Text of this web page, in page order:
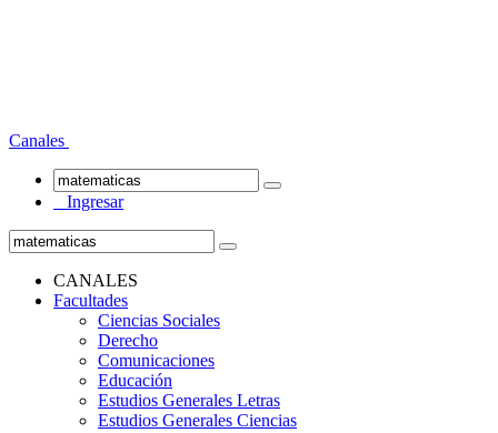
Canales
Ingresar
CANALES
Facultades
Ciencias Sociales
Derecho
Comunicaciones
Educación
Estudios Generales Letras
Estudios Generales Ciencias